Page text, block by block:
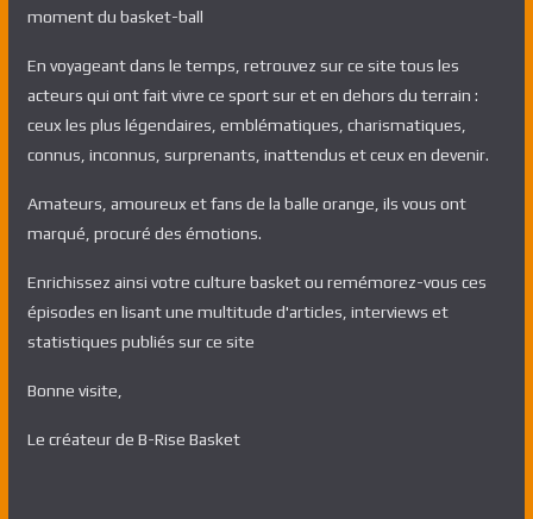
moment du basket-ball
En voyageant dans le temps, retrouvez sur ce site tous les
acteurs qui ont fait vivre ce sport sur et en dehors du terrain :
ceux les plus légendaires, emblématiques, charismatiques,
connus, inconnus, surprenants, inattendus et ceux en devenir.
Amateurs, amoureux et fans de la balle orange, ils vous ont
marqué, procuré des émotions.
Enrichissez ainsi votre culture basket ou remémorez-vous ces
épisodes en lisant une multitude d'articles, interviews et
statistiques publiés sur ce site
Bonne visite,
Le créateur de B-Rise Basket